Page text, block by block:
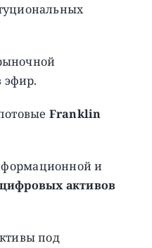
эфир.
Franklin
и
активов
под